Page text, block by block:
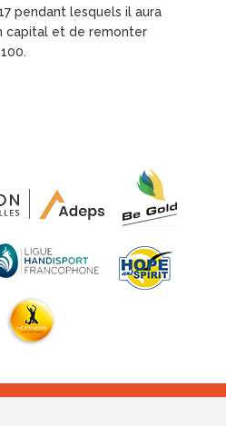
pendant lesquels il aura
capital et de remonter